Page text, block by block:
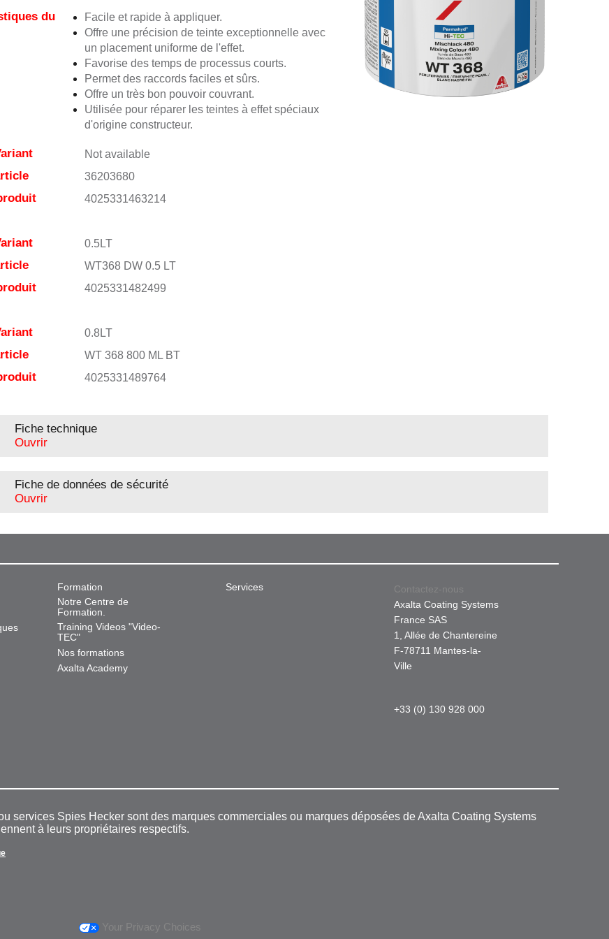
du
Facile et rapide à appliquer.
Offre une précision de teinte exceptionnelle avec
un placement uniforme de l'effet.
Favorise des temps de processus courts.
Permet des raccords faciles et sûrs.
Offre un très bon pouvoir couvrant.
Utilisée pour réparer les teintes à effet spéciaux
d'origine constructeur.
Not available
36203680
4025331463214
0.5LT
WT368 DW 0.5 LT
4025331482499
0.8LT
WT 368 800 ML BT
4025331489764
Fiche technique
Ouvrir
Fiche de données de sécurité
Ouvrir
Formation
Notre Centre de
Formation.
Training Videos "Video-
TEC"
Nos formations
Axalta Academy
Services
Contactez-nous
Axalta Coating Systems
France SAS
1, Allée de Chantereine
F-78711 Mantes-la-
Ville
+33 (0) 130 928 000
services Spies Hecker sont des marques commerciales ou marques déposées de Axalta Coating Systems
à leurs propriétaires respectifs.
Your Privacy Choices